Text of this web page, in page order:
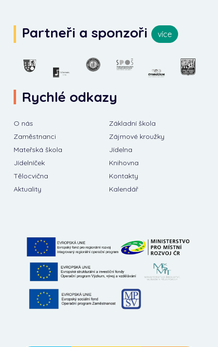
Partneři a sponzoři více
Rychlé odkazy
O nás
Základní škola
Zaměstnanci
Zájmové kroužky
Mateřská škola
Jídelna
Jídelníček
Knihovna
Tělocvična
Kontakty
Aktuality
Kalendář